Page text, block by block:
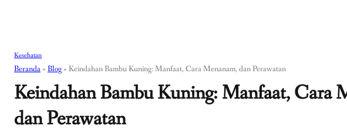
Kesehatan
Beranda » Blog » Keindahan Bambu Kuning: Manfaat, Cara Menanam, dan Perawatan
Keindahan Bambu Kuning: Manfaat, Cara
dan Perawatan